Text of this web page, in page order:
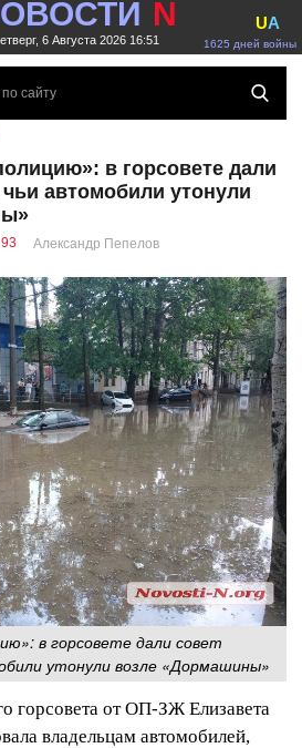
N
6 Августа 2026 16:51 1625 дней войны
UA
в горсовете дали
автомобили утонули
93 Александр Пепелов
в горсовете дали совет
утонули возле «Дормашины»
горсовета от ОП-ЗЖ Елизавета
владельцам автомобилей,